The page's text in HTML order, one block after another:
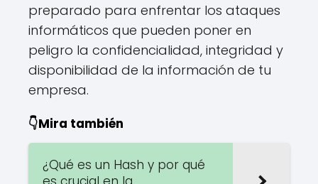
preparado para enfrentar los ataques
informáticos que pueden poner en
peligro la confidencialidad, integridad y
disponibilidad de la información de tu
empresa.
👇Mira también
¿Qué es un Hash y por qué